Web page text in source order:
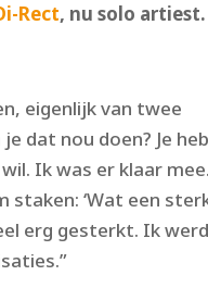
Rect, nu solo artiest.
eigenlijk van twee
dat nou doen? Je
Ik was er klaar
staken: ‘Wat een
erg gesterkt. Ik